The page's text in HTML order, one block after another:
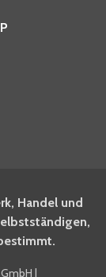
Handel und
|